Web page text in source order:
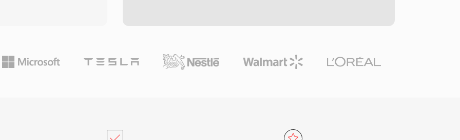
biệt hấp dẫn. Thứ
nguồn mở, loại bỏ
nên mọi trình